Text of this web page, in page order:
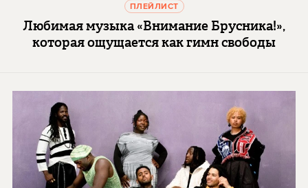
ПЛЕЙЛИСТ
Любимая музыка «Внимание Брусника!»,
которая ощущается как гимн свободы